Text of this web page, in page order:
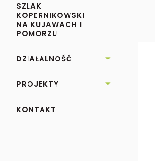
SZLAK
KOPERNIKOWSKI
NA KUJAWACH I
POMORZU
DZIAŁALNOŚĆ 
PROJEKTY 
KONTAKT